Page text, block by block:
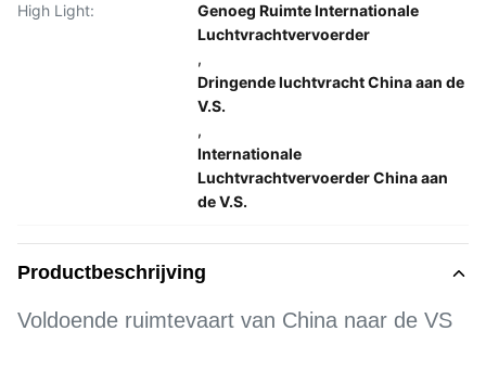
High Light:
Genoeg Ruimte Internationale
Luchtvrachtvervoerder
,
Dringende luchtvracht China aan de
V.S.
,
Internationale
Luchtvrachtvervoerder China aan
de V.S.
Productbeschrijving
Voldoende ruimtevaart van China naar de VS